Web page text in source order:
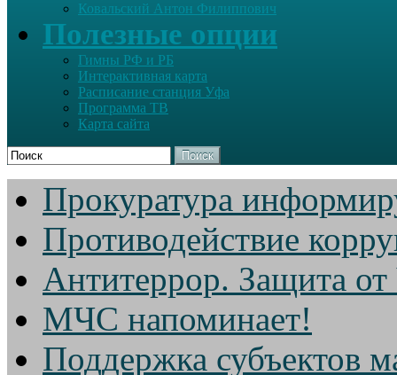
Ковальский Антон Филиппович
Полезные опции
Гимны РФ и РБ
Интерактивная карта
Расписание станция Уфа
Программа ТВ
Карта сайта
Поиск
Прокуратура
Противодействие
Антитеррор. Защита
МЧС напоминает!
Поддержка субъектов